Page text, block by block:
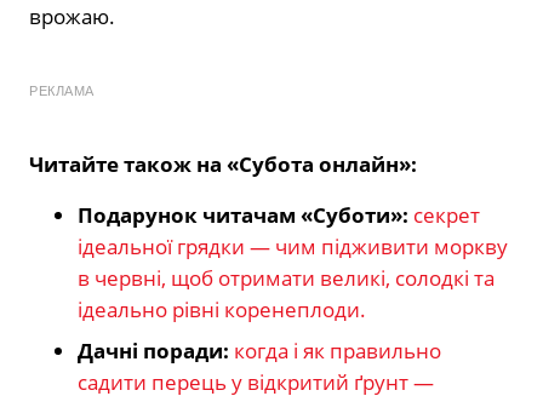
врожаю.
РЕКЛАМА
Читайте також на «Субота онлайн»:
Подарунок читачам «Суботи»: секрет
ідеальної грядки — чим підживити моркву
в червні, щоб отримати великі, солодкі та
ідеально рівні коренеплоди.
Дачні поради: когда і як правильно
садити перець у відкритий ґрунт —